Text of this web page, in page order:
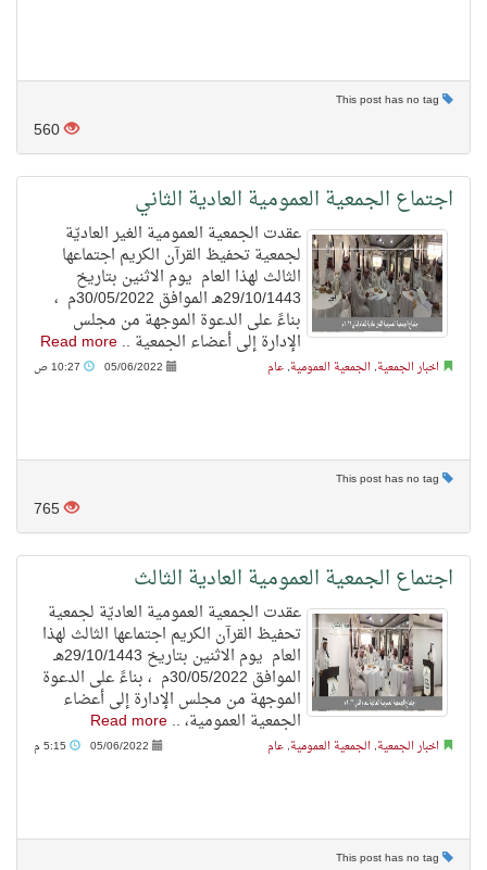
560
اجتماع الجمعية العمومية العادية الثاني
عقدت الجمعية العمومية الغير العاديّة
لجمعية تحفيظ القرآن الكريم اجتماعها
الثالث لهذا العام يوم الاثنين بتاريخ
29/10/1443هـ الموافق 30/05/2022م ،
بناءً على الدعوة الموجهة من مجلس
الإدارة إلى أعضاء الجمعية ..Read more
اخبار الجمعية, الجمعية العمومية, عام 05/06/2022
765
اجتماع الجمعية العمومية العادية الثالث
عقدت الجمعية العمومية العاديّة لجمعية
تحفيظ القرآن الكريم اجتماعها الثالث لهذا
العام يوم الاثنين بتاريخ 29/10/1443هـ
الموافق 30/05/2022م ، بناءً على الدعوة
الموجهة من مجلس الإدارة إلى أعضاء
الجمعية العمومية، ..Read more
اخبار الجمعية, الجمعية العمومية, عام 05/06/2022